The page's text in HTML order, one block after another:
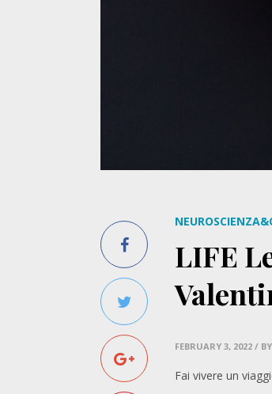
LIFE
FEBRUARY 3, 2022 /
Fai vivere un